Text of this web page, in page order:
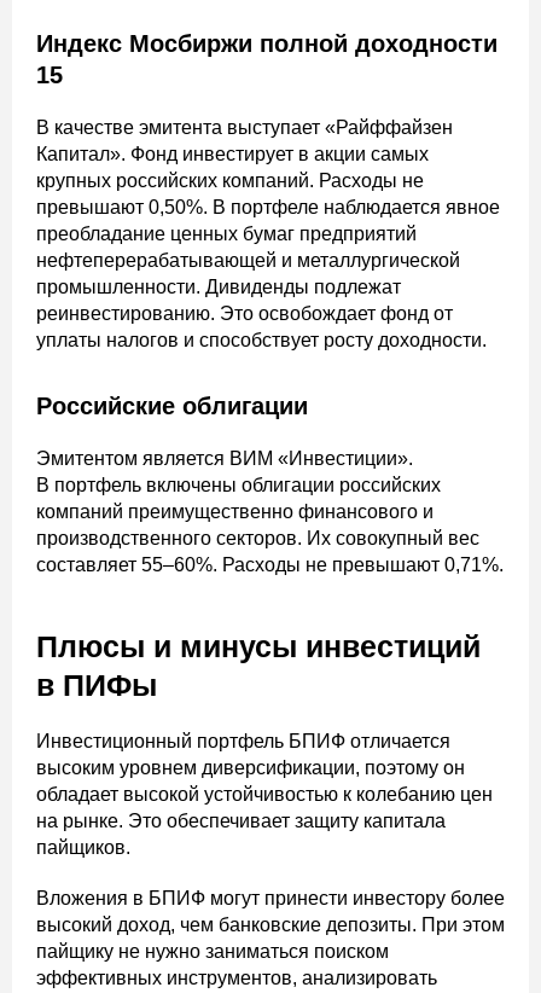
Индекс Мосбиржи полной доходности
15
В качестве эмитента выступает «Райффайзен
Капитал». Фонд инвестирует в акции самых
крупных российских компаний. Расходы не
превышают 0,50%. В портфеле наблюдается явное
преобладание ценных бумаг предприятий
нефтеперерабатывающей и металлургической
промышленности. Дивиденды подлежат
реинвестированию. Это освобождает фонд от
уплаты налогов и способствует росту доходности.
Российские облигации
Эмитентом является ВИМ «Инвестиции».
В портфель включены облигации российских
компаний преимущественно финансового и
производственного секторов. Их совокупный вес
составляет 55–60%. Расходы не превышают 0,71%.
Плюсы и минусы инвестиций
в ПИФы
Инвестиционный портфель БПИФ отличается
высоким уровнем диверсификации, поэтому он
обладает высокой устойчивостью к колебанию цен
на рынке. Это обеспечивает защиту капитала
пайщиков.
Вложения в БПИФ могут принести инвестору более
высокий доход, чем банковские депозиты. При этом
пайщику не нужно заниматься поиском
эффективных инструментов, анализировать